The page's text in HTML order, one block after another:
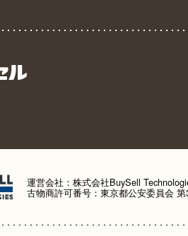
運営会社：株式会社BuySell
古物商許可番号：東京都公安委員会 第